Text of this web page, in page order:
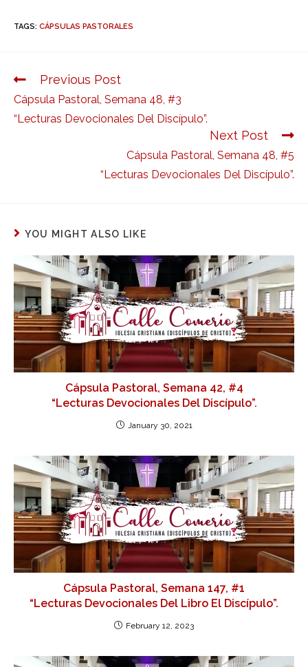
TAGS: CÁPSULAS PASTORALES
Previous Post
Cápsula Pastoral, Semana 48, #3
“Lecturas Devocionales Del Discípulo”.
Next Post
Cápsula Pastoral, Semana 48, #5
“Lecturas Devocionales Del Discípulo”.
YOU MIGHT ALSO LIKE
Cápsula Pastoral, Semana 42, #4
“Lecturas Devocionales Del Discípulo”.
January 30, 2021
Cápsula Pastoral, Semana 147, #1
“Lecturas Devocionales Del Libro El Discípulo”.
February 12, 2023